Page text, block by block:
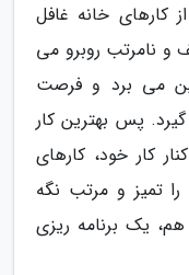
کارهای خانه غافل
و نامرتب روبرو می
می برد و فرصت
پس بهترین کار
کار خود، کارهای
تمیز و مرتب نگه
هم، یک برنامه ریزی